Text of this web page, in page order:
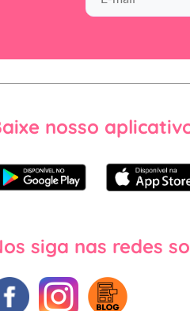
nosso
siga nas redes